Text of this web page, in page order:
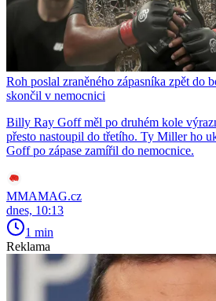
Roh poslal zraněného zápasníka zpět do
skončil v nemocnici
Billy Ray Goff měl po druhém kole
přesto nastoupil do třetího. Ty Miller ho
Goff po zápase zamířil do nemocnice.
MMAMAG.cz
dnes, 10:13
1 min
Reklama